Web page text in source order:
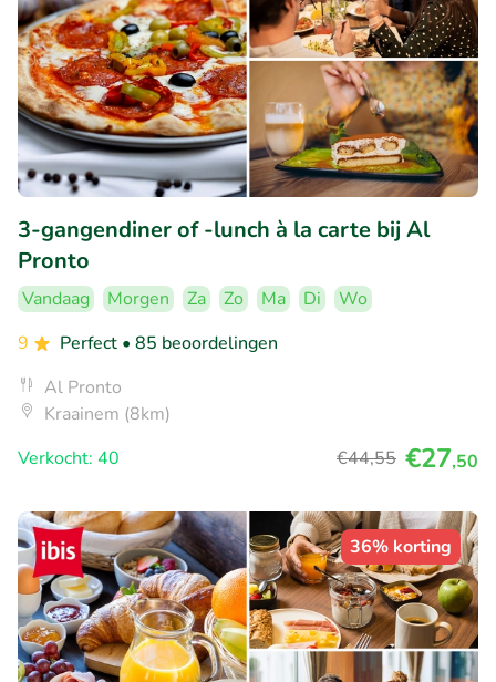
3-gangendiner of -lunch à la carte bij Al
Pronto
Vandaag Morgen Za Zo Ma Di
Wo
9
Perfect • 85 beoordelingen
Al Pronto
Kraainem (8km)
Verkocht: 40
€44,55 €27,50
36% korting